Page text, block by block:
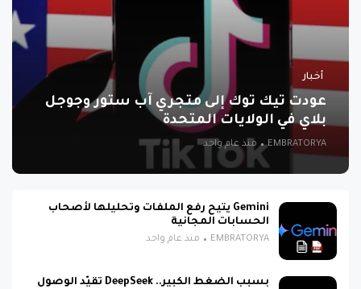
أخبار
عودت تيك توك إلى متجري آب ستور وجوجل
بلاي في الولايات المتحدة
EMBRATORYA منذ عام واحد
Gemini يتيح رفع الملفات وتحليلها لأصحاب
الحسابات المجانية
EMBRATORYA منذ عام واحد
بسبب الضغط الكبير.. DeepSeek تقيّد الوصول